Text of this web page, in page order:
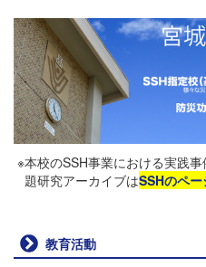
※本校のSSH事業における実践
題研究アーカイブはSSHのペー
教育活動